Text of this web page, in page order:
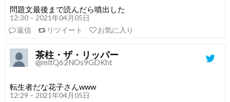
問題文最後まで読んだら噴出した
12:30 – 2021年04月05日
返信
リツイート お気に入り
茶柱・ザ・リッパー
@mltQ62NOs9GDKht
転生者だな花子さんwww
12:29 – 2021年04月05日